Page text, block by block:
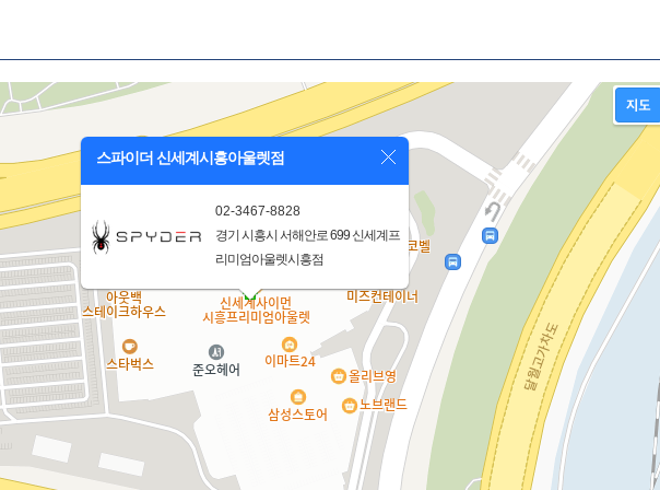
스파이더 신세계시흥아울렛점
02-3467-8828
경기 시흥시 서해안로 699 신세계프
리미엄아울렛시흥점